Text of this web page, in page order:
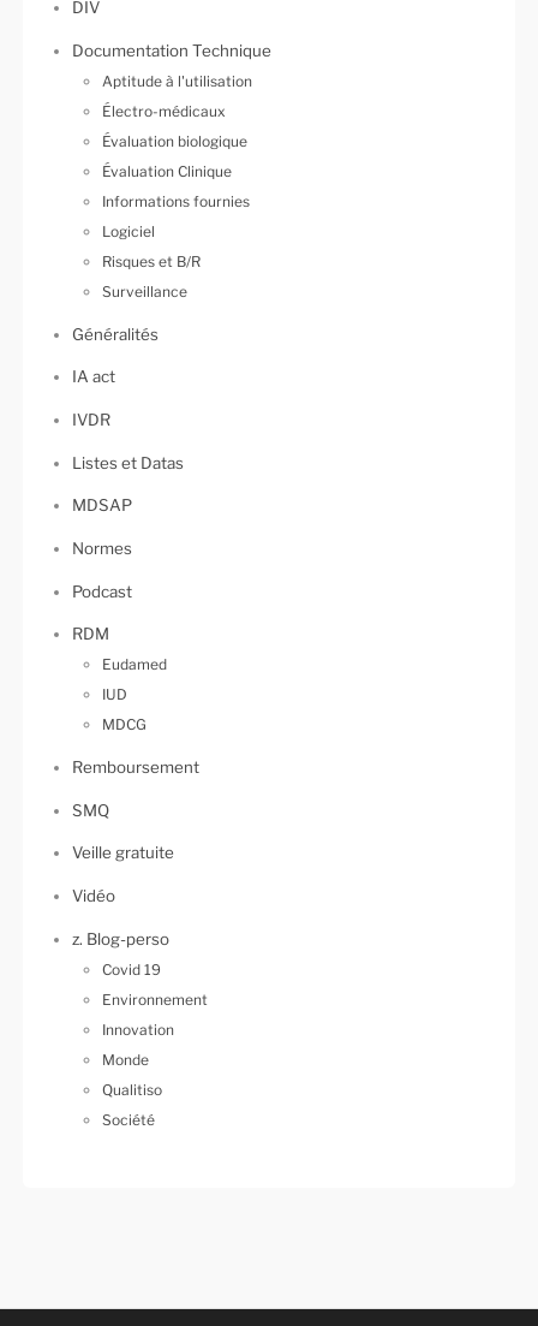
DIV
Documentation Technique
Aptitude à l'utilisation
Électro-médicaux
Évaluation biologique
Évaluation Clinique
Informations fournies
Logiciel
Risques et B/R
Surveillance
Généralités
IA act
IVDR
Listes et Datas
MDSAP
Normes
Podcast
RDM
Eudamed
IUD
MDCG
Remboursement
SMQ
Veille gratuite
Vidéo
z. Blog-perso
Covid 19
Environnement
Innovation
Monde
Qualitiso
Société